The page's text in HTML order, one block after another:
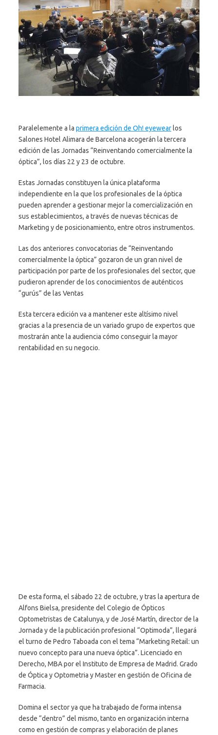
Paralelemente a la primera edición de Oh! eyewear los
Salones Hotel Alimara de Barcelona acogerán la tercera
edición de las Jornadas “Reinventando comercialmente la
óptica”, los días 22 y 23 de octubre.
Estas Jornadas constituyen la única plataforma
independiente en la que los profesionales de la óptica
pueden aprender a gestionar mejor la comercialización en
sus establecimientos, a través de nuevas técnicas de
Marketing y de posicionamiento, entre otros instrumentos.
Las dos anteriores convocatorias de “Reinventando
comercialmente la óptica” gozaron de un gran nivel de
participación por parte de los profesionales del sector, que
pudieron aprender de los conocimientos de auténticos
“gurús” de las Ventas
Esta tercera edición va a mantener este altísimo nivel
gracias a la presencia de un variado grupo de expertos que
mostrarán ante la audiencia cómo conseguir la mayor
rentabilidad en su negocio.
De esta forma, el sábado 22 de octubre, y tras la apertura de
Alfons Bielsa, presidente del Colegio de Ópticos
Optometristas de Catalunya, y de José Martín, director de la
Jornada y de la publicación profesional “Optimoda”, llegará
el turno de Pedro Taboada con el tema “Marketing Retail: un
nuevo concepto para una nueva óptica”. Licenciado en
Derecho, MBA por el Instituto de Empresa de Madrid. Grado
de Óptica y Optometria y Master en gestión de Oficina de
Farmacia.
Domina el sector ya que ha trabajado de forma intensa
desde “dentro” del mismo, tanto en organización interna
como en gestión de compras y elaboración de planes